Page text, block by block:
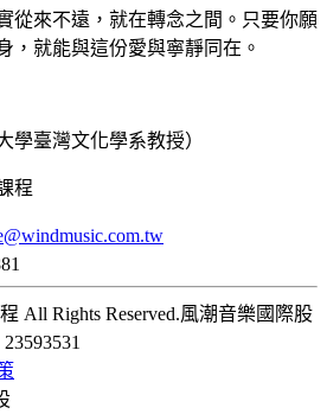
從來不遠，就在轉念之間。只要你願
，就能與這份愛與寧靜同在。
臺灣文化學系教授）
程
All Rights Reserved.風潮音樂國際股